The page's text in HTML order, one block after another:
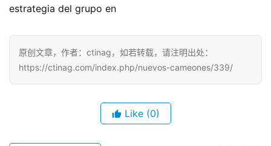
estrategia del grupo en
原创文章，作者：ctinag，如若转载，请注明出处：
https://ctinag.com/index.php/nuevos-cameones/339/
Like (0)